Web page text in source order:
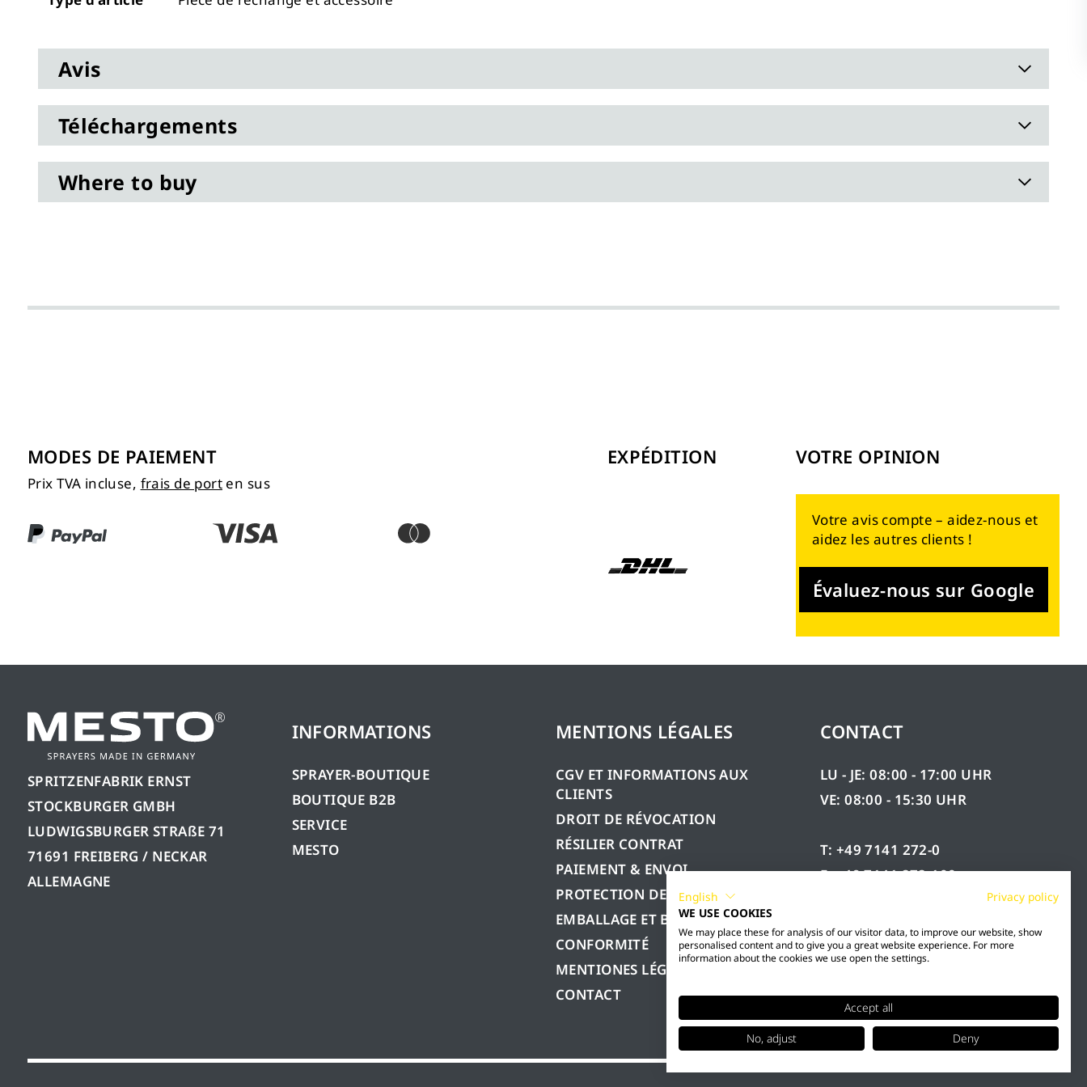
gallery
Avis
Téléchargements
Where to buy
MODES DE PAIEMENT
Prix TVA incluse, frais de port en sus
EXPÉDITION VOTRE OPINION
Votre avis compte – aidez-nous et
aidez les autres clients !
Évaluez-nous sur Google
SPRITZENFABRIK ERNST
STOCKBURGER GMBH
LUDWIGSBURGER STRAßE 71
71691 FREIBERG / NECKAR
ALLEMAGNE
INFORMATIONS
SPRAYER-BOUTIQUE
BOUTIQUE B2B
SERVICE
MESTO
MENTIONS LÉGALES
CGV ET INFORMATIONS AUX
CLIENTS
DROIT DE RÉVOCATION
RÉSILIER CONTRAT
PAIEMENT & ENVOI
PROTECTION DES DONNÉES
EMBALLAGE ET BATTERIE
CONFORMITÉ
MENTIONES LÉGALES
CONTACT
CONTACT
LU - JE: 08:00 - 17:00 UHR
VE: 08:00 - 15:30 UHR
T: +49 7141 272-0
F: +49 7141 272-100
English
Privacy policy
WE USE COOKIES
We may place these for analysis of our visitor data, to improve our website, show
personalised content and to give you a great website experience. For more
information about the cookies we use open the settings.
Accept all
No, adjust
Deny